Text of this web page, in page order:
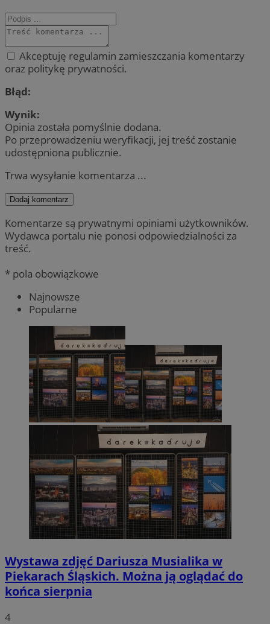
Akceptuję regulamin zamieszczania komentarzy
oraz politykę prywatności.
Błąd:
Wynik:
Opinia została pomyślnie dodana.
Po przeprowadzeniu weryfikacji, jej treść zostanie
udostępniona publicznie.
Trwa wysyłanie komentarza ...
Dodaj komentarz
Komentarze są prywatnymi opiniami użytkowników.
Wydawca portalu nie ponosi odpowiedzialności za
treść.
* pola obowiązkowe
Najnowsze
Popularne
Wystawa zdjęć Dariusza Musialika w
Piekarach Śląskich. Można ją oglądać do
końca sierpnia
4